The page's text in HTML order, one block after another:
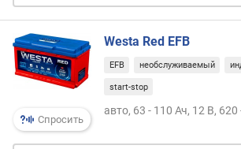
(
м
м
)
с
(
Спросить
Westa Red EFB
EFB необслуживаемый
start-stop
авто, 63 - 110 Ач, 12 В, 620